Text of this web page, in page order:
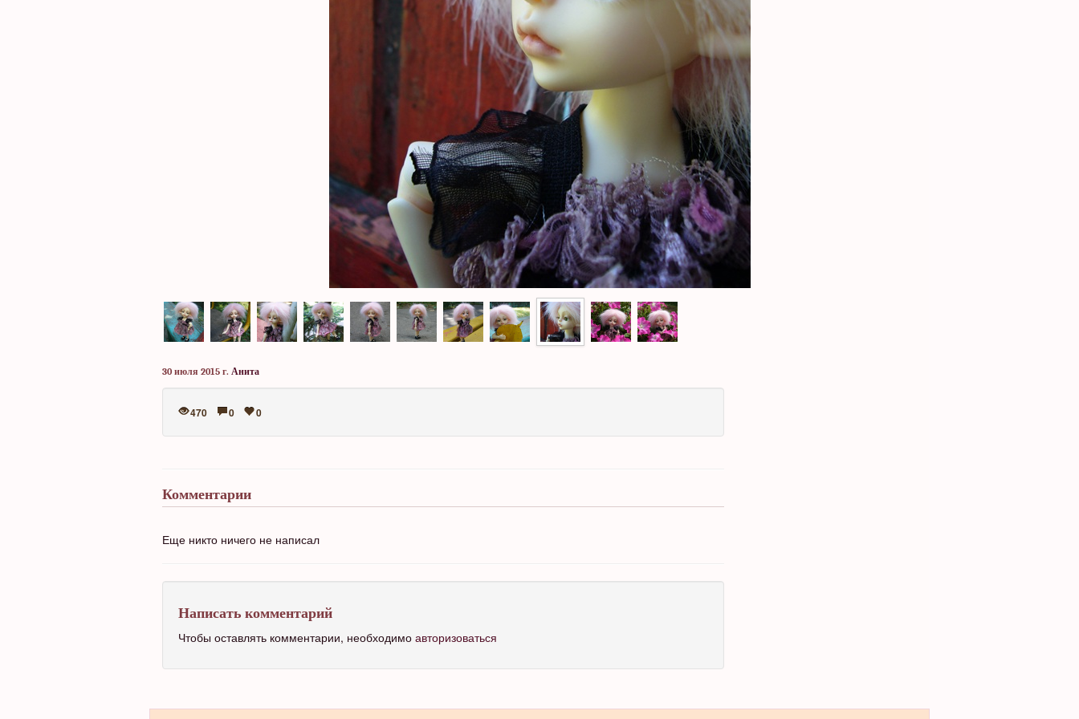
30 июля 2015 г. Анита
470 0 0
Комментарии
Еще никто ничего не написал
Написать комментарий
Чтобы оставлять комментарии, необходимо авторизоваться